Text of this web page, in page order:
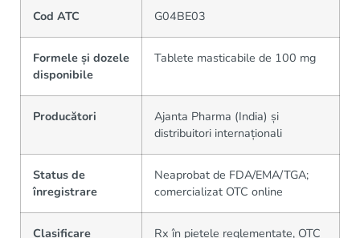
Cod ATC G04BE03
Formele și dozele
disponibile
Tablete masticabile de 100 mg
Producători
Ajanta Pharma (India) și
distribuitori internaționali
Status de
înregistrare
Neaprobat de FDA/EMA/TGA;
comercializat OTC online
Clasificare
Rx în piețele reglementate, OTC